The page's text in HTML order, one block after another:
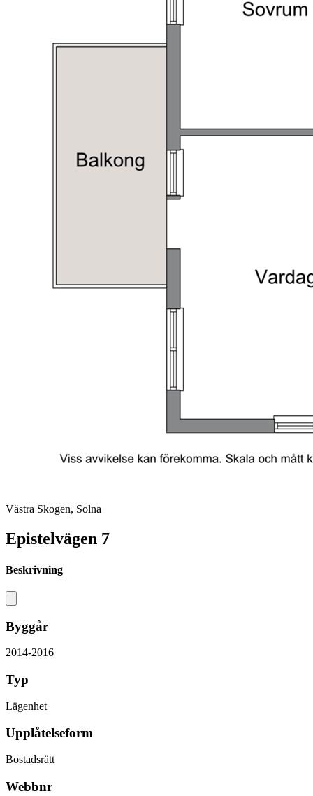
Västra Skogen, Solna
Epistelvägen 7
Beskrivning
Byggår
2014-2016
Typ
Lägenhet
Upplåtelseform
Bostadsrätt
Webbnr